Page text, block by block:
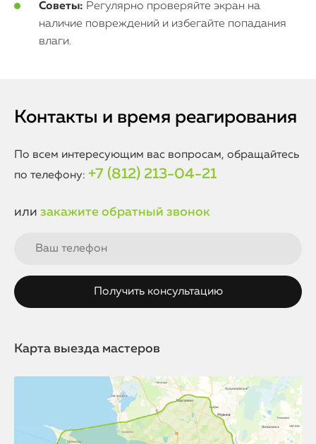
Советы: Регулярно проверяйте экран на
наличие повреждений и избегайте попадания
влаги.
Контакты и время реагирования
По всем интересующим вас вопросам, обращайтесь
по телефону: +7 (812) 213-04-21
или закажите обратный звонок
Карта выезда мастеров